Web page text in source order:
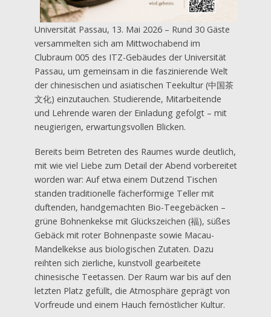
Universität Passau, 13. Mai 2026 – Rund 30 Gäste
versammelten sich am Mittwochabend im
Clubraum 005 des ITZ-Gebäudes der Universität
Passau, um gemeinsam in die faszinierende Welt
der chinesischen und asiatischen Teekultur (中国茶
文化) einzutauchen. Studierende, Mitarbeitende
und Lehrende waren der Einladung gefolgt – mit
neugierigen, erwartungsvollen Blicken.
Bereits beim Betreten des Raumes wurde deutlich,
mit wie viel Liebe zum Detail der Abend vorbereitet
worden war: Auf etwa einem Dutzend Tischen
standen traditionelle fächerförmige Teller mit
duftenden, handgemachten Bio-Teegebäcken –
grüne Bohnenkekse mit Glückszeichen (福), süßes
Gebäck mit roter Bohnenpaste sowie Macau-
Mandelkekse aus biologischen Zutaten. Dazu
reihten sich zierliche, kunstvoll gearbeitete
chinesische Teetassen. Der Raum war bis auf den
letzten Platz gefüllt, die Atmosphäre geprägt von
Vorfreude und einem Hauch fernöstlicher Kultur.